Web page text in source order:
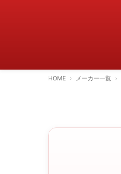
HOME メーカー一覧